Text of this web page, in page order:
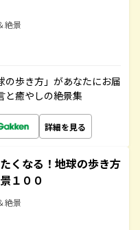
絶景
の歩き方」があなたにお届
と癒やしの絶景集
詳細を見る
くなる！地球の歩き方
１００
絶景